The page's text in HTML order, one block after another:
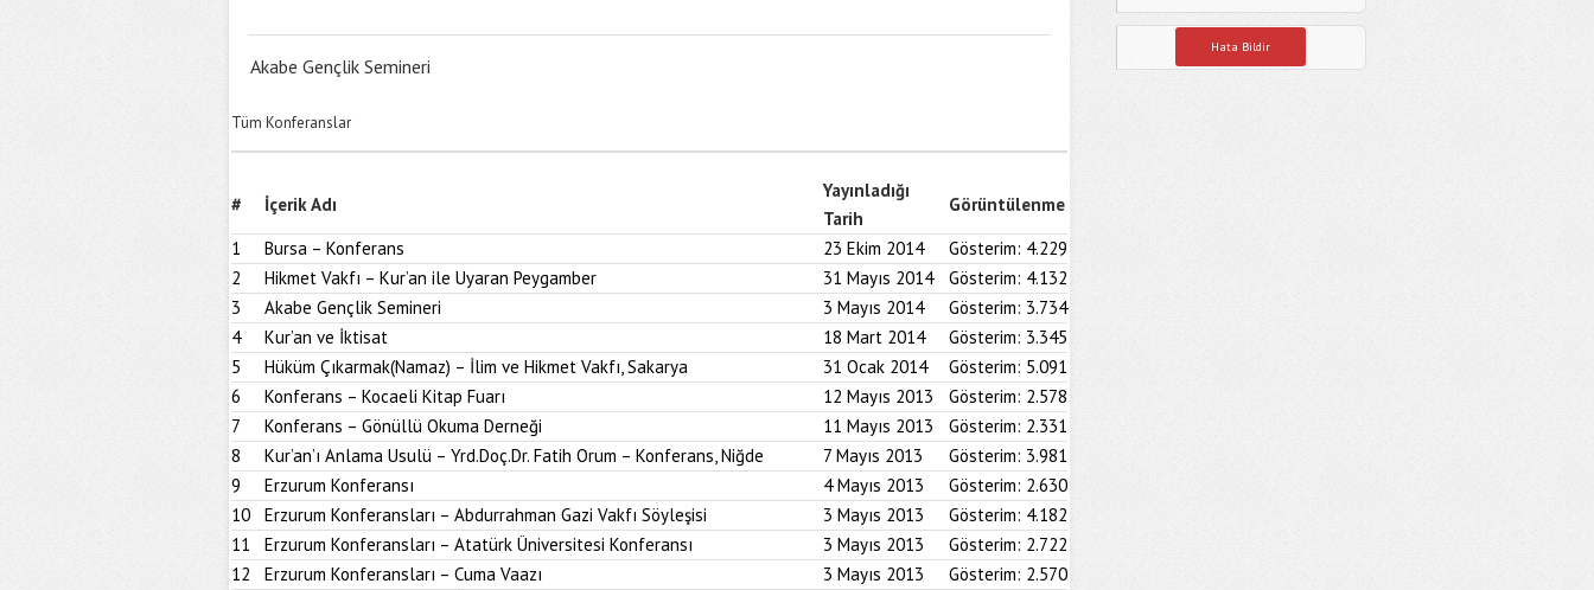
Akabe Gençlik Semineri
Tüm Konferanslar
# İçerik Adı
Yayınladığı
Tarih
Görüntülenme
1
Bursa – Konferans 23 Ekim 2014 Gösterim: 4.229
2
Hikmet Vakfı – Kur’an ile Uyaran Peygamber 31 Mayıs 2014 Gösterim: 4.132
3
Akabe Gençlik Semineri 3 Mayıs 2014 Gösterim: 3.734
4
Kur’an ve İktisat 18 Mart 2014 Gösterim: 3.345
5
Hüküm Çıkarmak(Namaz) – İlim ve Hikmet Vakfı, Sakarya 31 Ocak 2014 Gösterim: 5.091
6
Konferans – Kocaeli Kitap Fuarı 12 Mayıs 2013 Gösterim: 2.578
7
Konferans – Gönüllü Okuma Derneği 11 Mayıs 2013 Gösterim: 2.331
8
Kur’an’ı Anlama Usulü – Yrd.Doç.Dr. Fatih Orum – Konferans, Niğde 7 Mayıs 2013 Gösterim: 3.981
9
Erzurum Konferansı 4 Mayıs 2013 Gösterim: 2.630
10
Erzurum Konferansları – Abdurrahman Gazi Vakfı Söyleşisi 3 Mayıs 2013 Gösterim: 4.182
11
Erzurum Konferansları – Atatürk Üniversitesi Konferansı 3 Mayıs 2013 Gösterim: 2.722
12
Erzurum Konferansları – Cuma Vaazı 3 Mayıs 2013 Gösterim: 2.570
Hata Bildir